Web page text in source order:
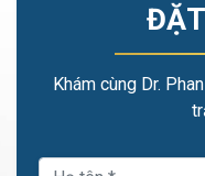
Khám cùng Dr.